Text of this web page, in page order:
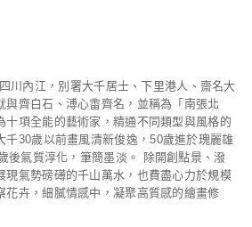
川內江，別署大千居士、下里港人、齋名大
與齊白石、溥心畬齊名，並稱為「南張北
十項全能的藝術家，精通不同類型與風格的
千30歲以前畫風清新俊逸，50歲進於瑰麗雄
後氣質淳化，筆簡墨淡。 除開創點景、潑
現氣勢磅礡的千山萬水，也費盡心力於規模
花卉，細膩情感中，凝聚高質感的繪畫修